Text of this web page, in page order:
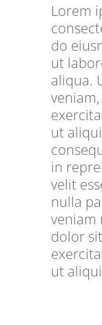
Lorem
do
ut
aliqua.
ut
in
velit
nulla
veniam
dolor
ut